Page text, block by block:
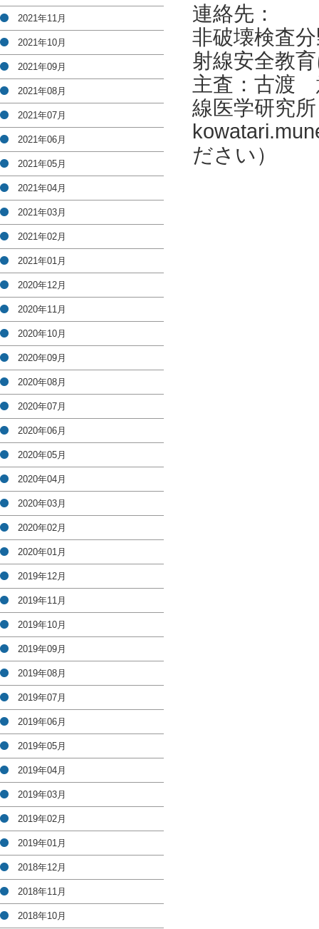
連絡先：
非破壊検査
射線安全教
主査：古渡
線医学研究
ださい）
2021年11月
2021年10月
2021年09月
2021年08月
2021年07月
2021年06月
2021年05月
2021年04月
2021年03月
2021年02月
2021年01月
2020年12月
2020年11月
2020年10月
2020年09月
2020年08月
2020年07月
2020年06月
2020年05月
2020年04月
2020年03月
2020年02月
2020年01月
2019年12月
2019年11月
2019年10月
2019年09月
2019年08月
2019年07月
2019年06月
2019年05月
2019年04月
2019年03月
2019年02月
2019年01月
2018年12月
2018年11月
2018年10月